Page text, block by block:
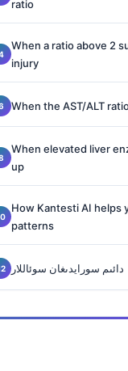
ratio
When a ratio above 2
injury
When the AST/ALT
When elevated liver
up
How Kantesti AI helps
patterns
دائىم سورايدىغان سوئاللار